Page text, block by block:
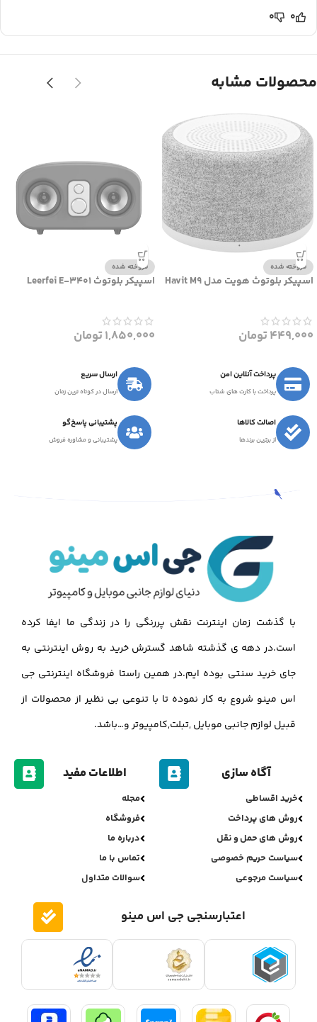
0
0
محصولات مشابه
فروخته شده
اسپیکر بلوتوث هویت مدل Havit M9
449,000تومان
فروخته شده
اسپیکر بلوتوث Leerfei E-3401
1,850,000تومان
پرداخت آنلاین امن
پرداخت با کارت های شتاب
ارسال سریع
ارسال در کوتاه ترین زمان
اصالت کالاها
از برترین برندها
پشتیبانی پاسخ‌گو
پشتیبانی و مشاوره فروش
با گذشت زمان اینترنت نقش پررنگی را در زندگی ما ایفا کرده
است.در دهه ی گذشته شاهد گسترش خرید به روش اینترنتی به
جای خرید سنتی بوده ایم.در همین راستا فروشگاه اینترنتی جی
اس مینو شروع به کار نموده تا با تنوعی بی نظیر از محصولات از
قبیل لوازم جانبی موبایل ,تبلت,کامپیوتر و…باشد.
آگاه سازی
خرید اقساطی
روش های پرداخت
روش های حمل و نقل
سیاست حریم خصوصی
سیاست مرجوعی
اطلاعات مفید
مجله
فروشگاه
درباره ما
تماس با ما
سوالات متداول
اعتبارسنجی جی اس مینو